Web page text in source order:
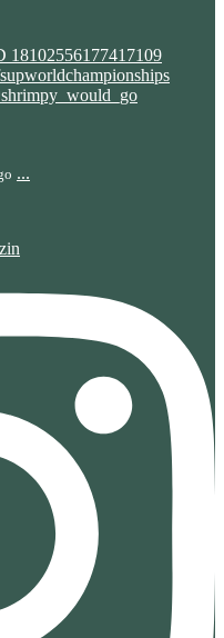
18102556177417109
...